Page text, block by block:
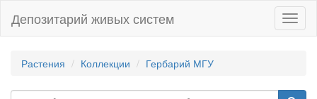
Депозитарий живых систем
Растения Коллекции Гербарий МГУ